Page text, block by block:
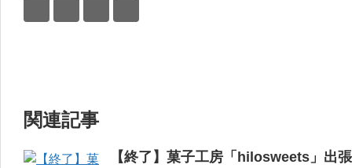
関連記事
【終了】菓子工房「hilosweets」出